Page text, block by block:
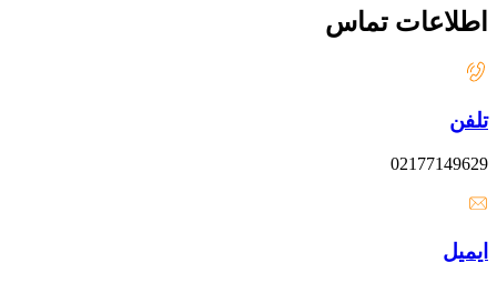
اطلاعات تماس
تلفن
02177149629
ایمیل